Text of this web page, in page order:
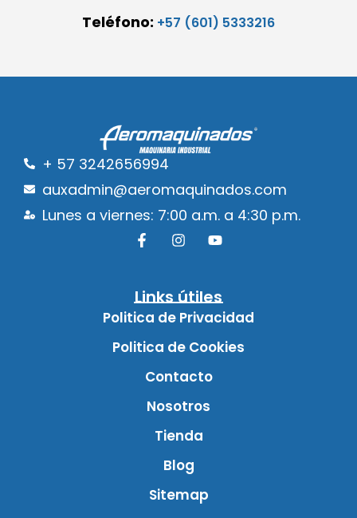
Teléfono: +57 (601) 5333216
+ 57 3242656994
auxadmin@aeromaquinados.com
Lunes a viernes: 7:00 a.m. a 4:30 p.m.
Links útiles
Politica de Privacidad
Politica de Cookies
Contacto
Nosotros
Tienda
Blog
Sitemap